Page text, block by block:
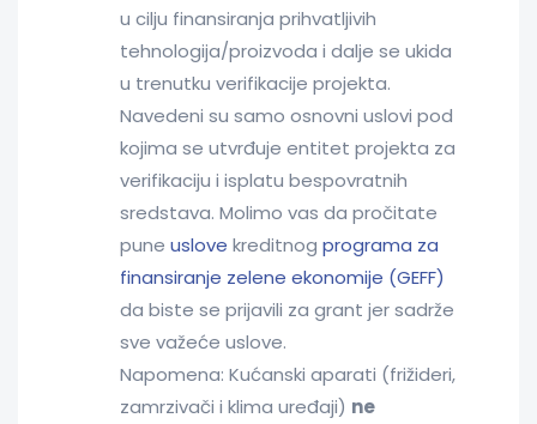
u cilju finansiranja prihvatljivih
tehnologija/proizvoda i dalje se ukida
u trenutku verifikacije projekta.
Navedeni su samo osnovni uslovi pod
kojima se utvrđuje entitet projekta za
verifikaciju i isplatu bespovratnih
sredstava. Molimo vas da pročitate
pune uslove kreditnog programa za
finansiranje zelene ekonomije (GEFF)
da biste se prijavili za grant jer sadrže
sve važeće uslove.
Napomena: Kućanski aparati (frižideri,
zamrzivači i klima uređaji) ne